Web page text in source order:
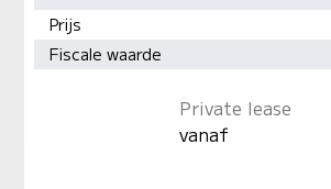
Prijs
Fiscale waarde
Private lease
vanaf